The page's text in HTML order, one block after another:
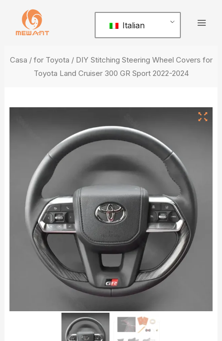
contenuto
Italian
Casa / for Toyota / DIY Stitching Steering Wheel Covers for
Toyota Land Cruiser 300 GR Sport 2022-2024